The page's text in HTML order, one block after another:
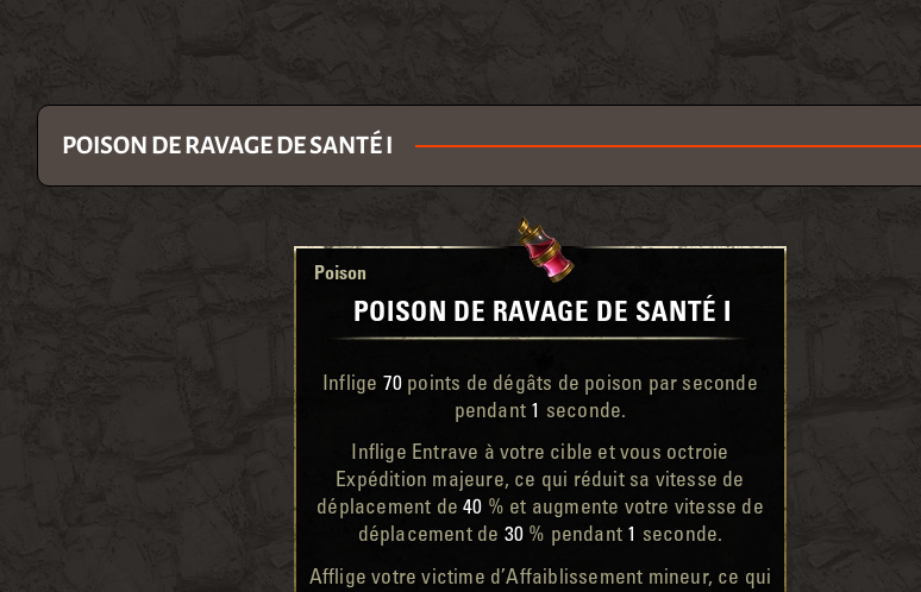
POISON DE RAVAGE DE SANTÉ I
Poison
POISON DE RAVAGE DE SANTÉ I
Inflige 70 points de dégâts de poison par seconde
pendant 1 seconde.
Inflige Entrave à votre cible et vous octroie
Expédition majeure, ce qui réduit sa vitesse de
déplacement de40 % et augmente votre vitesse de
déplacement de 30 % pendant 1 seconde.
Afflige votre victime d’Affaiblissement mineur, ce qui